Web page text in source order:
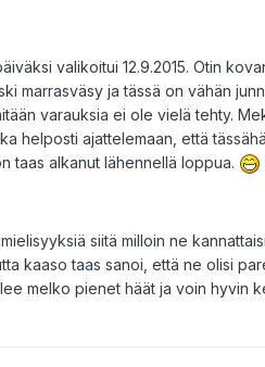
valikoitui 12.9.2015. Otin
marrasväsy ja tässä on vähän
varauksia ei ole vielä tehty.
helposti ajattelemaan, että
taas alkanut lähennellä loppua.
siitä milloin ne
kaaso taas sanoi, että ne olisi
melko pienet häät ja voin hyvin